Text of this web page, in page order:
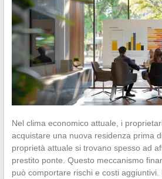
Nel clima economico attuale, i
acquistare una nuova residenza prima
proprietà attuale si trovano spesso ad
prestito ponte. Questo meccanismo
può comportare rischi e costi aggiuntivi.